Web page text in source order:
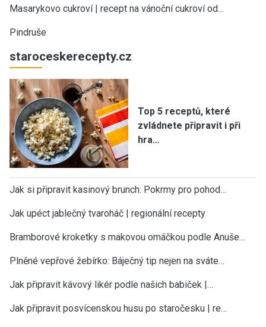
Masarykovo cukroví | recept na vánoční cukroví od…
Pindruše
staroceskerecepty.cz
Top 5 receptů, které
zvládnete připravit i při
hra…
Jak si připravit kasinový brunch: Pokrmy pro pohod…
Jak upéct jablečný tvaroháč | regionální recepty
Bramborové kroketky s makovou omáčkou podle Anuše…
Plněné vepřové žebírko: Báječný tip nejen na sváte…
Jak připravit kávový likér podle našich babiček |…
Jak připravit posvícenskou husu po staročesku | re…